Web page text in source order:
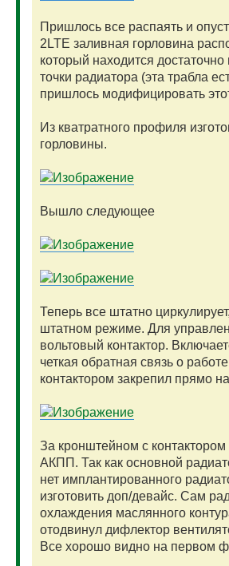
Пришлось все распаять и
2LTE заливная горловина
который находится
точки радиатора (эта трабла
пришлось модифицировать
Из кватратного профиля
горловины.
Вышло следующее
Теперь все штатно
штатном режиме. Для
вольтовый контактор.
четкая обратная связь о
контактором закрепил прямо
За кронштейном с контактором
АКПП. Так как основной
нет имплантированного
изготовить доп/девайс. Сам
охлаждения маслянного
отодвинул дифлектор
Все хорошо видно на первом